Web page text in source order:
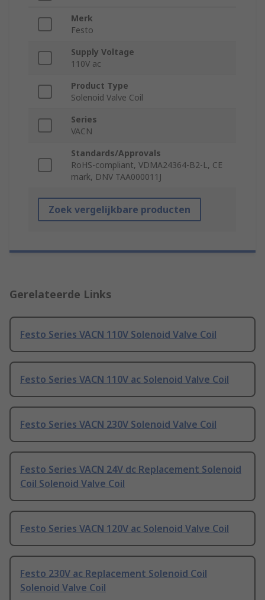
Merk
Festo
Supply Voltage
110V ac
Product Type
Solenoid Valve Coil
Series
VACN
Standards/Approvals
RoHS-compliant, VDMA24364-B2-L, CE
mark, DNV TAA000011J
Zoek vergelijkbare producten
Gerelateerde Links
Festo Series VACN 110V Solenoid Valve Coil
Festo Series VACN 110V ac Solenoid Valve Coil
Festo Series VACN 230V Solenoid Valve Coil
Festo Series VACN 24V dc Replacement Solenoid
Coil Solenoid Valve Coil
Festo Series VACN 120V ac Solenoid Valve Coil
Festo 230V ac Replacement Solenoid Coil
Solenoid Valve Coil